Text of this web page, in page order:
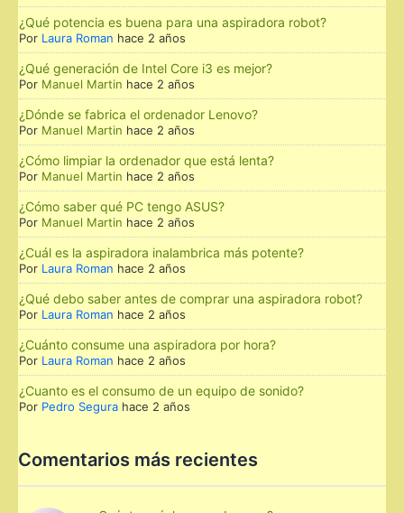
¿Qué potencia es buena para una aspiradora robot?
Por Laura Roman hace 2 años
¿Qué generación de Intel Core i3 es mejor?
Por Manuel Martin hace 2 años
¿Dónde se fabrica el ordenador Lenovo?
Por Manuel Martin hace 2 años
¿Cómo limpiar la ordenador que está lenta?
Por Manuel Martin hace 2 años
¿Cómo saber qué PC tengo ASUS?
Por Manuel Martin hace 2 años
¿Cuál es la aspiradora inalambrica más potente?
Por Laura Roman hace 2 años
¿Qué debo saber antes de comprar una aspiradora robot?
Por Laura Roman hace 2 años
¿Cuánto consume una aspiradora por hora?
Por Laura Roman hace 2 años
¿Cuanto es el consumo de un equipo de sonido?
Por Pedro Segura hace 2 años
Comentarios más recientes